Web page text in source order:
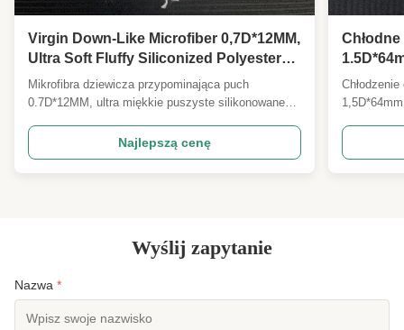
Virgin Down-Like Microfiber 0,7D*12MM,
Ultra Soft Fluffy Siliconized Polyester
Staple Fiber for Bedding Filling
Garment Lining
Mikrofibra dziewicza przypominająca puch
0.7D*12MM, ultra miękkie puszyste silikonowane
pościeli i podszewek odzieży Przegląd produktu
Nasza Mikrofibra dziewicza przypominająca puch
0.7D *12MM to wysokiej jakości, ultra-cienkie
Najlepszą cenę
Wyślij zapytanie
Nazwa *